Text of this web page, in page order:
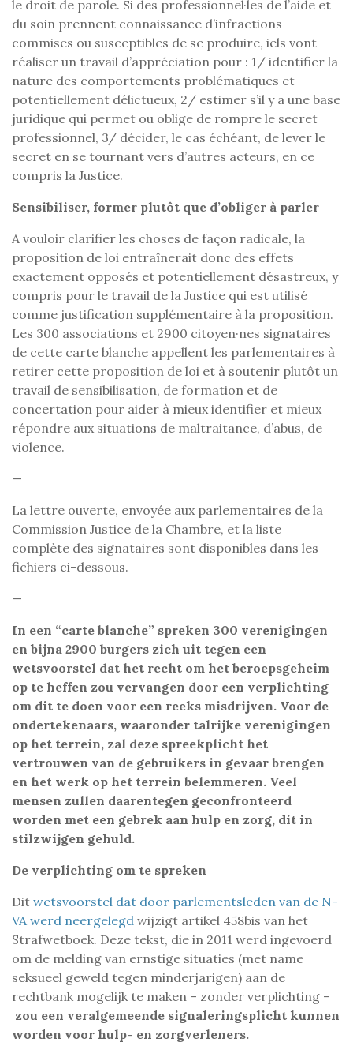
le droit de parole. Si des professionnel·les de l’aide et
du soin prennent connaissance d’infractions
commises ou susceptibles de se produire, iels vont
réaliser un travail d’appréciation pour : 1/ identifier la
nature des comportements problématiques et
potentiellement délictueux, 2/ estimer s’il y a une base
juridique qui permet ou oblige de rompre le secret
professionnel, 3/ décider, le cas échéant, de lever le
secret en se tournant vers d’autres acteurs, en ce
compris la Justice.
Sensibiliser, former plutôt que d’obliger à parler
A vouloir clarifier les choses de façon radicale, la
proposition de loi entraînerait donc des effets
exactement opposés et potentiellement désastreux, y
compris pour le travail de la Justice qui est utilisé
comme justification supplémentaire à la proposition.
Les 300 associations et 2900 citoyen·nes signataires
de cette carte blanche appellent les parlementaires à
retirer cette proposition de loi et à soutenir plutôt un
travail de sensibilisation, de formation et de
concertation pour aider à mieux identifier et mieux
répondre aux situations de maltraitance, d’abus, de
violence.
—
La lettre ouverte, envoyée aux parlementaires de la
Commission Justice de la Chambre, et la liste
complète des signataires sont disponibles dans les
fichiers ci-dessous.
—
In een “carte blanche” spreken 300 verenigingen
en bijna 2900 burgers zich uit tegen een
wetsvoorstel dat het recht om het beroepsgeheim
op te heffen zou vervangen door een verplichting
om dit te doen voor een reeks misdrijven. Voor de
ondertekenaars, waaronder talrijke verenigingen
op het terrein, zal deze spreekplicht het
vertrouwen van de gebruikers in gevaar brengen
en het werk op het terrein belemmeren. Veel
mensen zullen daarentegen geconfronteerd
worden met een gebrek aan hulp en zorg, dit in
stilzwijgen gehuld.
De verplichting om te spreken
Dit wetsvoorstel dat door parlementsleden van de N-
VA werd neergelegd wijzigt artikel 458bis van het
Strafwetboek. Deze tekst, die in 2011 werd ingevoerd
om de melding van ernstige situaties (met name
seksueel geweld tegen minderjarigen) aan de
rechtbank mogelijk te maken – zonder verplichting –
zou een veralgemeende signaleringsplicht kunnen
worden voor hulp- en zorgverleners.